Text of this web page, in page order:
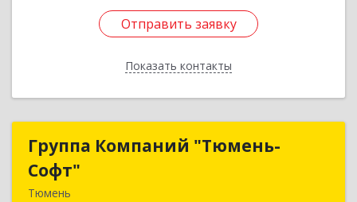
Отправить заявку
Показать контакты
Отправить заявку
Назад
Группа Компаний "Тюмень-
Софт"
Тюмень
Группа Компаний "Тюмень-